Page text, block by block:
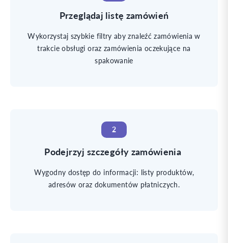
Przeglądaj listę zamówień
Wykorzystaj szybkie filtry aby znaleźć zamówienia w
trakcie obsługi oraz zamówienia oczekujące na
spakowanie
2
Podejrzyj szczegóły zamówienia
Wygodny dostęp do informacji: listy produktów,
adresów oraz dokumentów płatniczych.